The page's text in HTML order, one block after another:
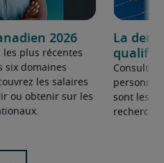
2026
les plus récentes
six domaines
les salaires
ou obtenir sur les
La
qualifié
Consultez
personnel
sont les